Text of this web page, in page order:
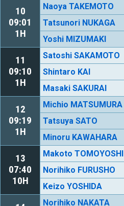
10
09:01
1H
Naoya TAKEMOTO
Tatsunori NUKAGA
Yoshi MIZUMAKI
11
09:10
1H
Satoshi SAKAMOTO
Shintaro KAI
Masaki SAKURAI
12
09:19
1H
Michio MATSUMURA
Tatsuya SATO
Minoru KAWAHARA
13
07:40
10H
Makoto TOMOYOSHI
Norihiko FURUSHO
Keizo YOSHIDA
Norihiko NAKATA